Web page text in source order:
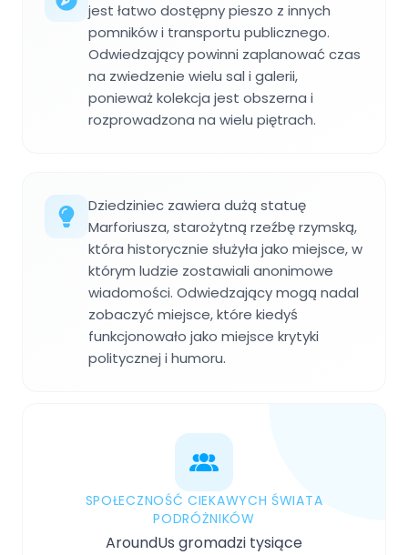
jest łatwo dostępny pieszo z innych
pomników i transportu publicznego.
Odwiedzający powinni zaplanować czas
na zwiedzenie wielu sal i galerii,
ponieważ kolekcja jest obszerna i
rozprowadzona na wielu piętrach.
Dziedziniec zawiera dużą statuę
Marforiusza, starożytną rzeźbę rzymską,
która historycznie służyła jako miejsce, w
którym ludzie zostawiali anonimowe
wiadomości. Odwiedzający mogą nadal
zobaczyć miejsce, które kiedyś
funkcjonowało jako miejsce krytyki
politycznej i humoru.
SPOŁECZNOŚĆ CIEKAWYCH ŚWIATA
PODRÓŻNIKÓW
AroundUs gromadzi tysiące